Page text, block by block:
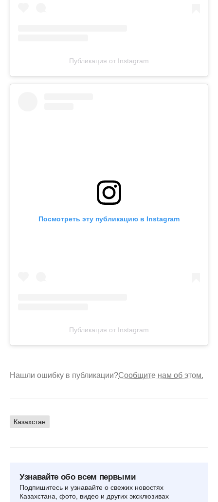
Публикация от Instagram
Посмотреть эту публикацию в Instagram
Публикация от Instagram
Нашли ошибку в публикации?Сообщите нам об этом.
Казахстан
Узнавайте обо всем первыми
Подпишитесь и узнавайте о свежих новостях
Казахстана, фото, видео и других эксклюзивах